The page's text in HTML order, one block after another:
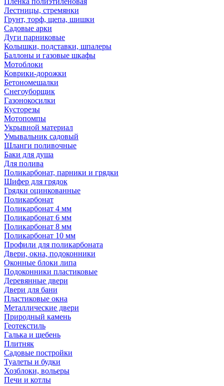
Лестницы, стремянки
Грунт, торф, щепа, шишки
Садовые арки
Дуги парниковые
Колышки, подставки, шпалеры
Баллоны и газовые шкафы
Мотоблоки
Коврики-дорожки
Бетономешалки
Снегоуборщик
Газонокосилки
Кусторезы
Мотопомпы
Укрывной материал
Умывальник садовый
Шланги поливочные
Баки для душа
Для полива
Поликарбонат, парники и грядки
Шифер для грядок
Грядки оцинкованные
Поликарбонат
Поликарбонат 4 мм
Поликарбонат 6 мм
Поликарбонат 8 мм
Поликарбонат 10 мм
Профили для поликарбоната
Двери, окна, подоконники
Оконные блоки липа
Подоконники пластиковые
Деревянные двери
Двери для бани
Пластиковые окна
Металлические двери
Природный камень
Геотекстиль
Галька и щебень
Плитняк
Садовые постройки
Туалеты и будки
Хозблоки, вольеры
Печи и котлы